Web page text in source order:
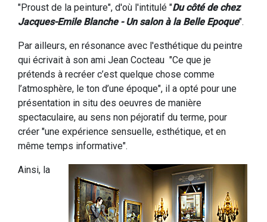
"Proust de la peinture", d'où l'intitulé "Du côté de chez
Jacques-Emile Blanche - Un salon à la Belle Epoque".
Par ailleurs, en résonance avec l'esthétique du peintre
qui écrivait à son ami Jean Cocteau "Ce que je
prétends à recréer c’est quelque chose comme
l’atmosphère, le ton d’une époque", il a opté pour une
présentation in situ des oeuvres de manière
spectaculaire, au sens non péjoratif du terme, pour
créer "une expérience sensuelle, esthétique, et en
même temps informative".
Ainsi, la